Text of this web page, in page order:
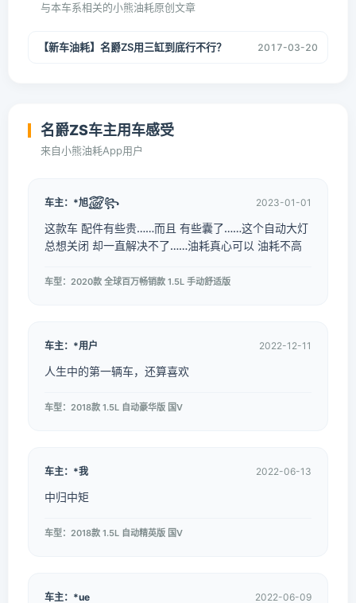
与本车系相关的小熊油耗原创文章
【新车油耗】名爵ZS用三缸到底行不行？ 2017-03-20
名爵ZS车主用车感受
来自小熊油耗App用户
车主：*旭꫞꧂ 2023-01-01
这款车 配件有些贵……而且 有些囊了……这个自动大灯
总想关闭 却一直解决不了……油耗真心可以 油耗不高
车型：2020款 全球百万畅销款 1.5L 手动舒适版
车主：*用户 2022-12-11
人生中的第一辆车，还算喜欢
车型：2018款 1.5L 自动豪华版 国V
车主：*我 2022-06-13
中归中矩
车型：2018款 1.5L 自动精英版 国V
车主：*ue 2022-06-09